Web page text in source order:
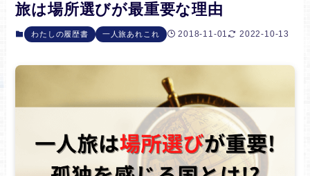
旅は場所選びが最重要な理由
わたしの履歴書 一人旅あれこれ 2018-11-01 2022-10-13